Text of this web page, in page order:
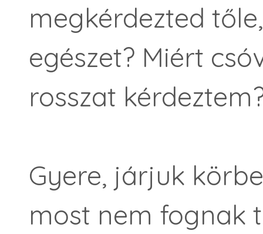
megkérdezted
egészet? Miért
rosszat
Gyere, járjuk
most nem fognak